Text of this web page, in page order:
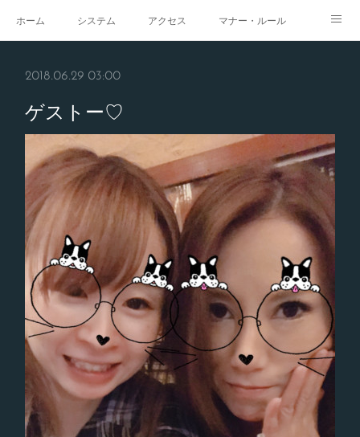
ホーム システム アクセス マナー・ルール
2018.06.29 03:00
ゲストー♡